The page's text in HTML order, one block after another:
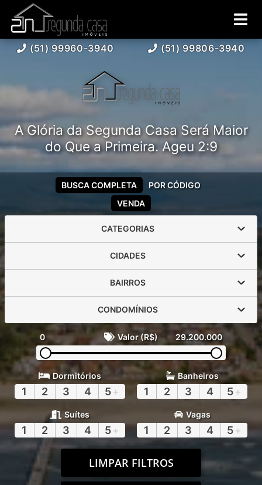
(51) 99960-3940 (51) 99806-3940
A Glória da Segunda Casa Será Maior
do Que a Primeira. Ageu 2:9
VENDA
BUSCA COMPLETA POR CÓDIGO
CATEGORIAS
CIDADES
BAIRROS
CONDOMÍNIOS
0 Valor (R$) 29.200.000
Dormitórios
1 2 3 4 5+
Banheiros
1 2 3 4 5+
Suítes
1 2 3 4 5+
Vagas
1 2 3 4 5+
LIMPAR FILTROS